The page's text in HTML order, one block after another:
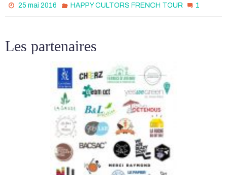
25 mai 2016 HAPPY CULTORS FRENCH TOUR 1
Les partenaires